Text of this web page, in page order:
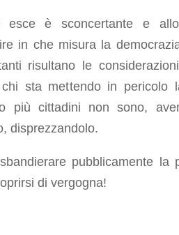
è sconcertante e
in che misura la
risultano le
sta mettendo in pericolo
più cittadini non sono,
disprezzandolo.
pubblicamente la
di vergogna!